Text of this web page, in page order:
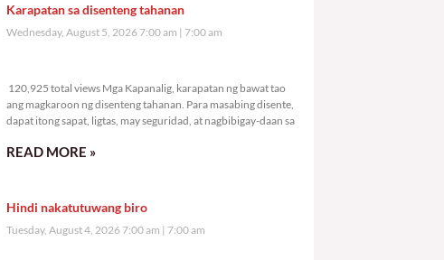
Karapatan sa disenteng tahanan
Wednesday, August 5, 2026 7:00 am 7:00 am
120,925 total views Mga Kapanalig, karapatan ng bawat tao
ang magkaroon ng disenteng tahanan. Para masabing disente,
dapat itong sapat, ligtas, may seguridad, at nagbibigay-daan sa
READ MORE »
Hindi nakatutuwang biro
Tuesday, August 4, 2026 7:00 am 7:00 am